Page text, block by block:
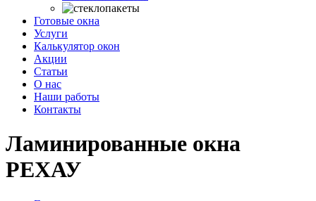
Готовые окна
Услуги
Калькулятор окон
Акции
Статьи
О нас
Наши работы
Контакты
Ламинированные окна
РЕХАУ